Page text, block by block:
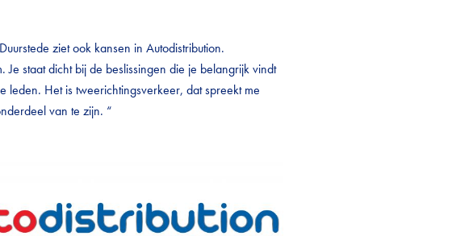
ziet ook kansen in Autodistribution.
Je staat dicht bij de beslissingen die je belangrijk vindt
Het is tweerichtingsverkeer, dat spreekt me
van te zijn. “